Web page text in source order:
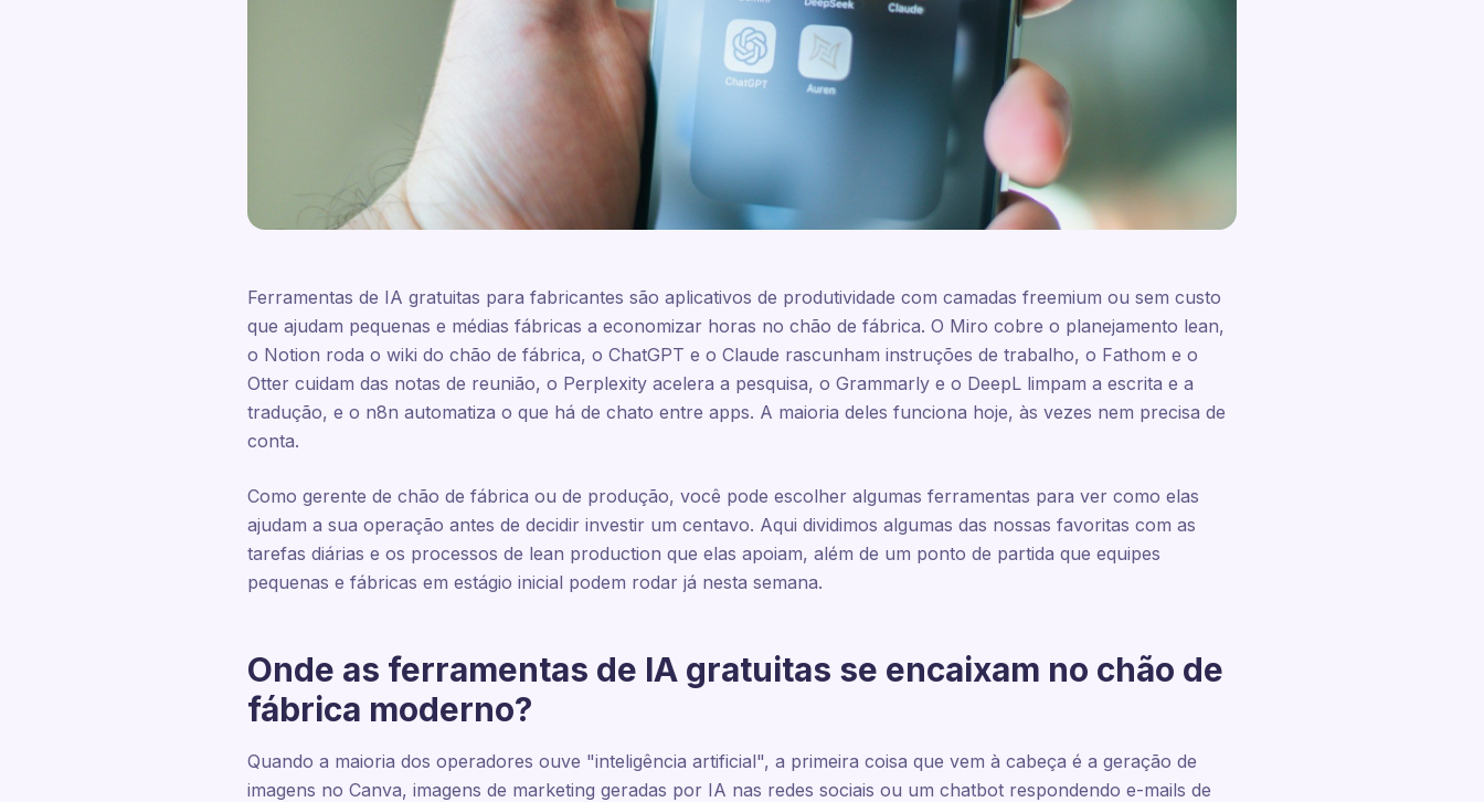
Ferramentas de IA gratuitas para fabricantes são aplicativos de produtividade com camadas freemium ou sem custo
que ajudam pequenas e médias fábricas a economizar horas no chão de fábrica. O Miro cobre o planejamento lean,
o Notion roda o wiki do chão de fábrica, o ChatGPT e o Claude rascunham instruções de trabalho, o Fathom e o
Otter cuidam das notas de reunião, o Perplexity acelera a pesquisa, o Grammarly e o DeepL limpam a escrita e a
tradução, e o n8n automatiza o que há de chato entre apps. A maioria deles funciona hoje, às vezes nem precisa de
conta.
Como gerente de chão de fábrica ou de produção, você pode escolher algumas ferramentas para ver como elas
ajudam a sua operação antes de decidir investir um centavo. Aqui dividimos algumas das nossas favoritas com as
tarefas diárias e os processos de lean production que elas apoiam, além de um ponto de partida que equipes
pequenas e fábricas em estágio inicial podem rodar já nesta semana.
Onde as ferramentas de IA gratuitas se encaixam no chão de
fábrica moderno?
Quando a maioria dos operadores ouve "inteligência artificial", a primeira coisa que vem à cabeça é a geração de
imagens no Canva, imagens de marketing geradas por IA nas redes sociais ou um chatbot respondendo e-mails de